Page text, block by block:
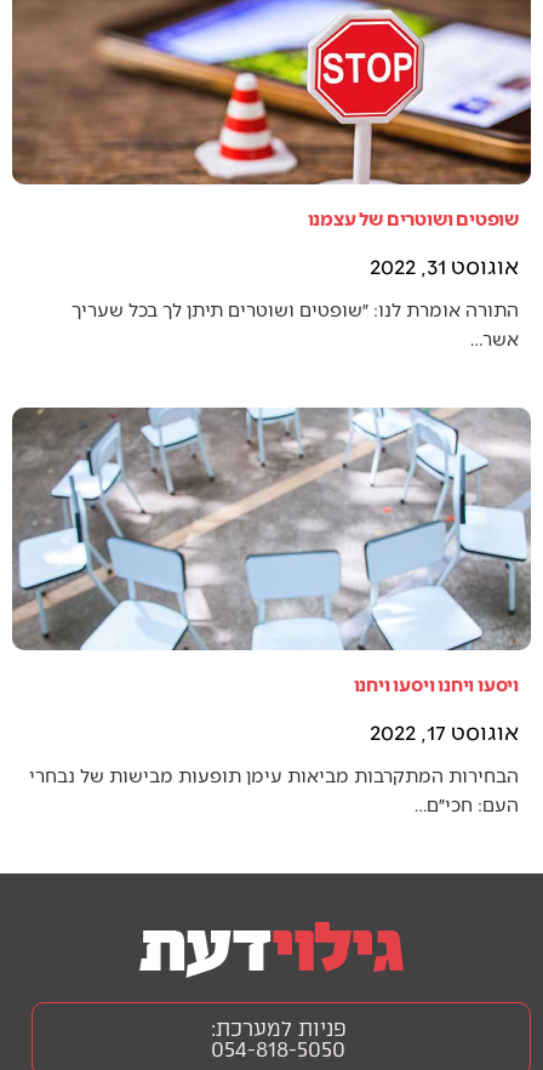
שופטים ושוטרים של עצמנו
אוגוסט 31, 2022
התורה אומרת לנו: ״שופטים ושוטרים תיתן לך בכל שעריך
אשר…
ויסעו ויחנו ויסעו ויחנו
אוגוסט 17, 2022
הבחירות המתקרבות מביאות עימן תופעות מבישות של נבחרי
העם: חכי״ם…
פניות למערכת:
054-818-5050